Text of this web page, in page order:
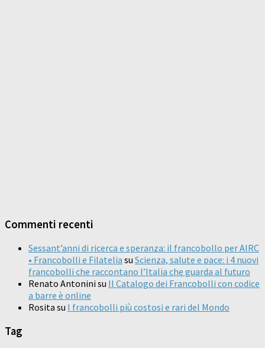
Commenti recenti
Sessant’anni di ricerca e speranza: il francobollo per AIRC
• Francobolli e Filatelia su Scienza, salute e pace: i 4 nuovi
francobolli che raccontano l’Italia che guarda al futuro
Renato Antonini su Il Catalogo dei Francobolli con codice
a barre è online
Rosita su I francobolli più costosi e rari del Mondo
Tag